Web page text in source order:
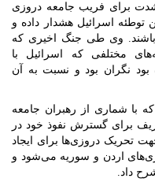
برای فریب جامعه دروزی
توطئه اسرائیل هشدار داده و
باشند. وی طی جنگ اخیری که
مختلفی که اسرائیل با
بود نگران بود و نسبت به آن
با شماری از رهبران جامعه
برای گسترش نفوذ خود در
تحریک دروزی‌ها برای ایجاد
اردن و سوریه می‌شود و
داد.